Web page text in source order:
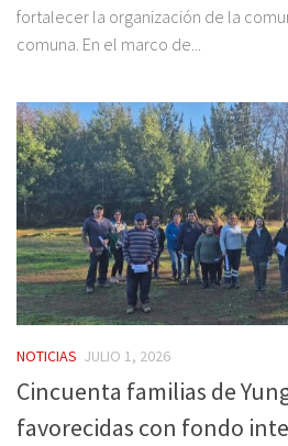
fortalecer la organización de la
comuna. En el marco de...
NOTICIAS JULIO 1, 2026
Cincuenta familias de
favorecidas con fondo